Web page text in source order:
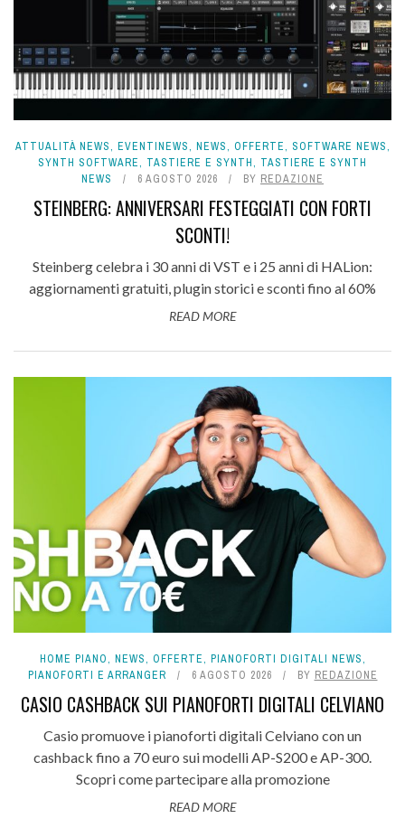
ATTUALITÀ NEWS, EVENTINEWS, NEWS, OFFERTE, SOFTWARE NEWS,
SYNTH SOFTWARE, TASTIERE E SYNTH, TASTIERE E SYNTH
NEWS
6 AGOSTO 2026 BY REDAZIONE
STEINBERG: ANNIVERSARI FESTEGGIATI CON FORTI
SCONTI!
Steinberg celebra i 30 anni di VST e i 25 anni di HALion:
aggiornamenti gratuiti, plugin storici e sconti fino al 60%
READ MORE
HOME PIANO, NEWS, OFFERTE, PIANOFORTI DIGITALI NEWS,
PIANOFORTI E ARRANGER
6 AGOSTO 2026 BY REDAZIONE
CASIO CASHBACK SUI PIANOFORTI DIGITALI CELVIANO
Casio promuove i pianoforti digitali Celviano con un
cashback fino a 70 euro sui modelli AP-S200 e AP-300.
Scopri come partecipare alla promozione
READ MORE